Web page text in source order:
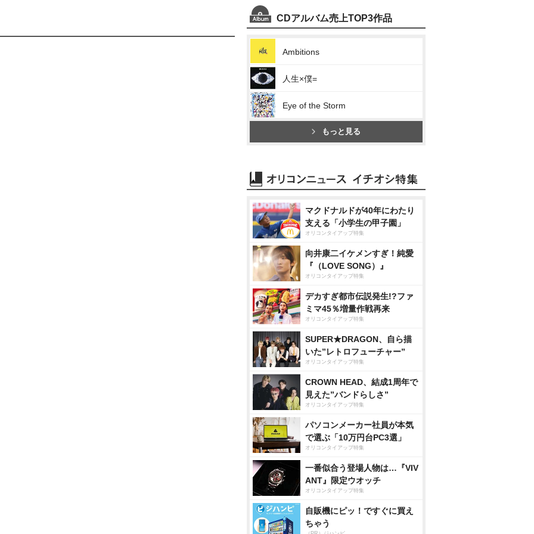
CDアルバム売上TOP3作品
Ambitions
人生×僕=
Eye of the Storm
もっと見る
マクドナルドが40年にわたり
支える「小学生の甲子園」
オリコンタイアップ特集
向井康二イケメンすぎ！純愛
『（LOVE SONG）』
オリコンタイアップ特集
デカすぎ都市伝説発生!?ファ
ミマ45％増量作戦再来
オリコンタイアップ特集
SUPER★DRAGON、自ら描
いた”レトロフューチャー”
オリコンタイアップ特集
CROWN HEAD、結成1周年で
見えた”バンドらしさ”
オリコンタイアップ特集
パソコンメーカー社員が本気
で選ぶ「10万円台PC3選」
オリコンタイアップ特集
一番似合う登場人物は…『VIV
ANT』限定ウオッチ
オリコンタイアップ特集
自販機にピッ！ですぐに買え
ちゃう